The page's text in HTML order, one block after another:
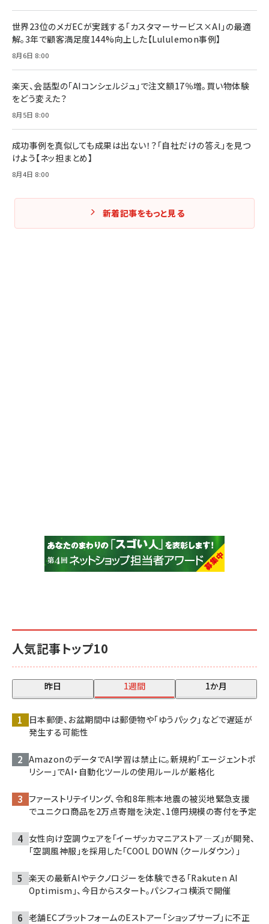
人気記事トップ10
昨日 1週間 1か月
日本郵便、お盆期間中は郵便物や「ゆうパック」などで遅延が
発生する可能性
AmazonのデータでAI学習は禁止に。新規約「エージェントポ
リシー」でAI・自動化ツールの使用ルールが厳格化
ファーストリテイリング、令和8年熊本地震の被災地緊急支援
でユニクロ商品を2万点寄贈を決定、1億円規模の寄付を予定
女性向け空調ウェアを「イーザッカマニアストア―ズ」が開発、
「空調風神服」を採用した「COOL DOWN（クールダウン）」
楽天の最新AIやテクノロジーを体験できる「Rakuten AI
Optimism」、今日からスタート。パシフィコ横浜で開催
老舗ECプラットフォームのEストアー「ショップサーブ」に不正
世界23位のメガECが実践する「カスタマーサービス×AI」の最適
解。3年で顧客満足度144%向上した【Lululemon事例】
8月6日 8:00
楽天、会話型の「AIコンシェルジュ」で注文額17％増。買い物体験
をどう変えた？
8月5日 8:00
成功事例を真似しても成果は出ない！？「自社だけの答え」を見つ
けよう【ネッ担まとめ】
8月4日 8:00
新着記事をもっと見る